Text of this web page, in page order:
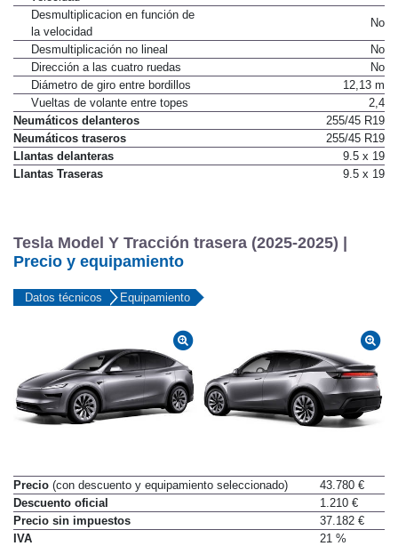
Desmultiplicacion en función de
la velocidad
No
Desmultiplicación no lineal
No
Dirección a las cuatro ruedas
No
Diámetro de giro entre bordillos
12,13 m
Vueltas de volante entre topes
2,4
Neumáticos delanteros
255/45 R19
Neumáticos traseros
255/45 R19
Llantas delanteras
9.5 x 19
Llantas Traseras
9.5 x 19
Tesla Model Y Tracción trasera (2025-2025) |
Precio y equipamiento
Datos técnicos Equipamiento
Precio (con descuento y equipamiento seleccionado)
43.780 €
Descuento oficial
1.210 €
Precio sin impuestos
37.182 €
IVA
21 %